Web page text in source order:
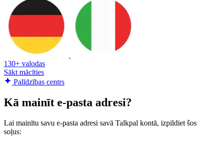
130+ valodas
Sākt mācīties
Palīdzības centrs
Kā mainīt e-pasta adresi?
Lai mainītu savu e-pasta adresi savā Talkpal kontā, izpildiet šos
soļus: